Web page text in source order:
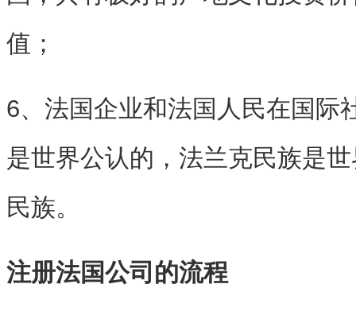
值；
6、法国企业和法国人民在国际
是世界公认的，法兰克民族是
民族。
注册法国公司的流程